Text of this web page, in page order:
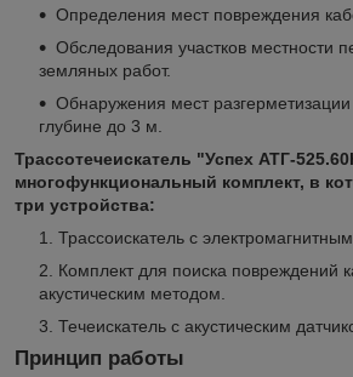
Определения мест повреждения
Обследования участков местности
земляных работ.
Обнаружения мест
глубине до 3 м.
Трассотечеискатель "Успех АТГ-
многофункциональный комплект, в
три устройства:
Трассоискатель с
Комплект для поиска повреждений
акустическим методом.
Течеискатель с акустическим
Принцип работы